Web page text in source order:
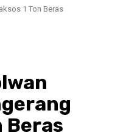
1 Ton Beras
Beras